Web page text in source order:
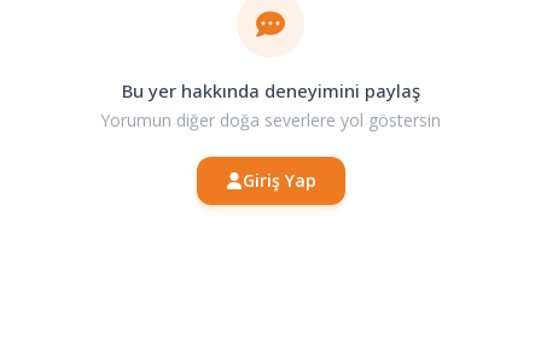
• Ücretsiz kamp alanları mevcuttur, ancak herhangi
• İşletme dahilindeki kamp alanlarında elektrik, su ve
tuvalet gibi imkanlar bulunmaktadır.
• Zemin genellikle düzdür, ancak bazı bölgelerde
taşlık veya çakıllı olabilir.
Bu yer hakkında deneyimini paylaş
Yorumun diğer doğa severlere yol göstersin
Giriş Yap